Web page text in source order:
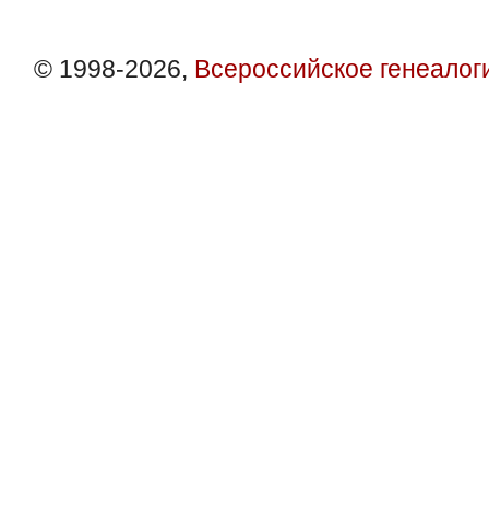
© 1998-2026, Всероссийское